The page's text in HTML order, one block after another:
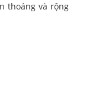
thoáng và rộng